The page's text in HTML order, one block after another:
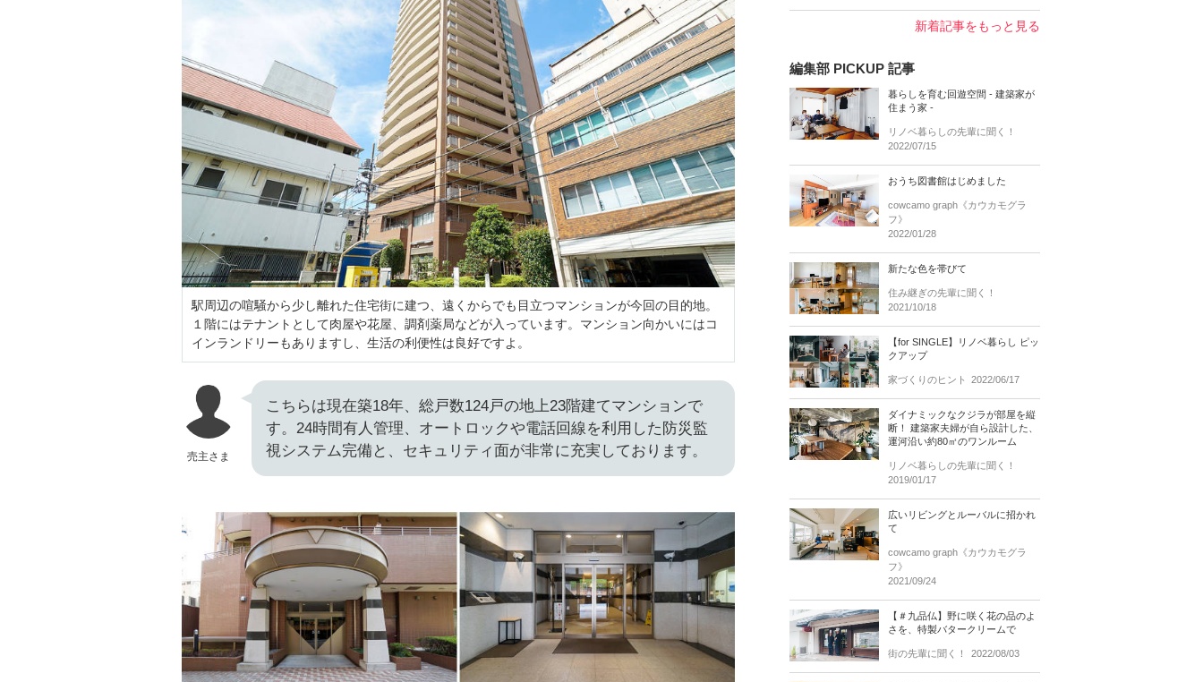
駅周辺の喧騒から少し離れた住宅街に建つ、遠くからでも目立つマンションが今回の目的地。
１階にはテナントとして肉屋や花屋、調剤薬局などが入っています。マンション向かいにはコ
インランドリーもありますし、生活の利便性は良好ですよ。
売主さま
こちらは現在築18年、総戸数124戸の地上23階建てマンションで
す。24時間有人管理、オートロックや電話回線を利用した防災監
視システム完備と、セキュリティ面が非常に充実しております。
新着記事をもっと見る
編集部 PICKUP 記事
暮らしを育む回遊空間 - 建築家が
住まう家 -
リノベ暮らしの先輩に聞く！
2022/07/15
おうち図書館はじめました
cowcamo graph《カウカモグラ
フ》
2022/01/28
新たな色を帯びて
住み継ぎの先輩に聞く！
2021/10/18
【for SINGLE】リノベ暮らし ピッ
クアップ
家づくりのヒント 2022/06/17
ダイナミックなクジラが部屋を縦
断！ 建築家夫婦が自ら設計した、
運河沿い約80㎡のワンルーム
リノベ暮らしの先輩に聞く！
2019/01/17
広いリビングとルーバルに招かれ
て
cowcamo graph《カウカモグラ
フ》
2021/09/24
【＃九品仏】野に咲く花の品のよ
さを、特製バタークリームで
街の先輩に聞く！ 2022/08/03